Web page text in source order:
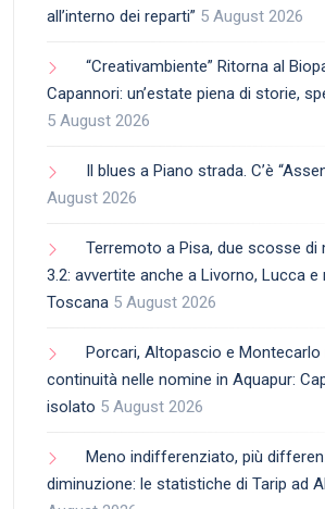
all’interno dei reparti” 5 August 2026
“Creativambiente” Ritorna al
Capannori: un’estate piena di storie,
5 August 2026
Il blues a Piano strada. C’è
August 2026
Terremoto a Pisa, due scosse di
3.2: avvertite anche a Livorno, Lucca e
Toscana 5 August 2026
Porcari, Altopascio e Montecarlo
continuità nelle nomine in Aquapur:
isolato 5 August 2026
Meno indifferenziato, più
diminuzione: le statistiche di Tarip ad